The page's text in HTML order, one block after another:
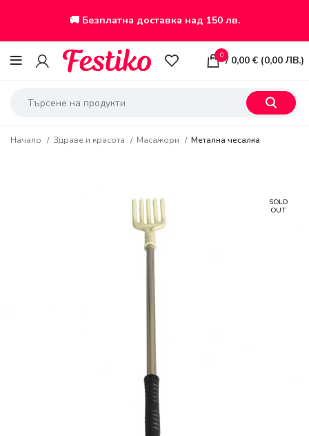
🚚 Безплатна доставка над 150 лв.
0 / 0,00€ (0,00 ЛВ.)
Начало Здраве и красота Масажори Метална чесалка
SOLD
OUT